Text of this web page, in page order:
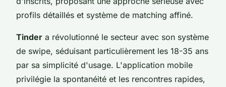
profils détaillés et système de matching affiné.
Tinder a révolutionné le secteur avec son système
de swipe, séduisant particulièrement les 18-35 ans
par sa simplicité d'usage. L'application mobile
privilégie la spontanéité et les rencontres rapides,